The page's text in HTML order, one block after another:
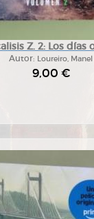
Z. 2: Los días
Autor: Loureiro, Manel
9,00 €